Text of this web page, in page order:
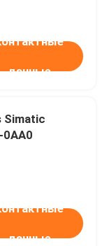
данные
Simatic
данные